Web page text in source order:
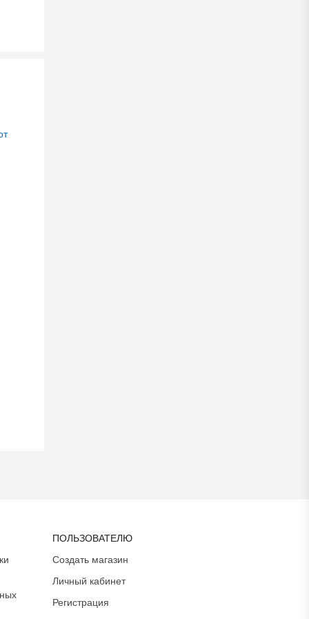
ПОЛЬЗОВАТЕЛЮ
Создать магазин
Личный кабинет
Регистрация